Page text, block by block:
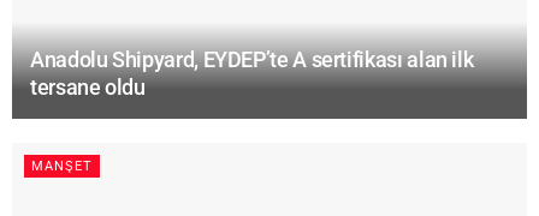
Anadolu Shipyard, EYDEP’te A sertifikası alan ilk
tersane oldu
MANŞET